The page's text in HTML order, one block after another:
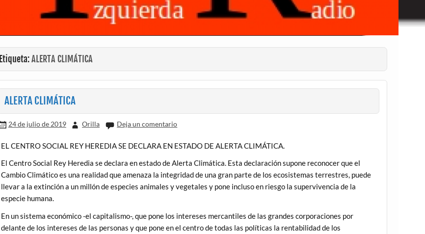
Etiqueta:ALERTA CLIMÁTICA
ALERTA CLIMÁTICA
24 de julio de 2019 Orilla Deja un comentario
EL CENTRO SOCIAL REY HEREDIA SE DECLARA EN ESTADO DE ALERTA CLIMÁTICA.
El Centro Social Rey Heredia se declara en estado de Alerta Climática. Esta declaración supone reconocer que el
Cambio Climático es una realidad que amenaza la integridad de una gran parte de los ecosistemas terrestres, puede
llevar a la extinción a un millón de especies animales y vegetales y pone incluso en riesgo la supervivencia de la
especie humana.
En un sistema económico -el capitalismo-, que pone los intereses mercantiles de las grandes corporaciones por
delante de los intereses de las personas y que pone en el centro de todas las políticas la rentabilidad de los